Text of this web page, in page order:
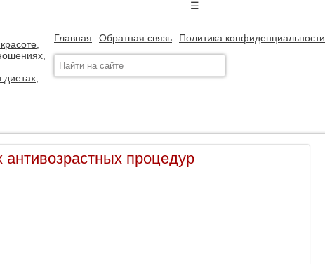
☰
Главная Обратная связь Политика конфиденциальности
процедур